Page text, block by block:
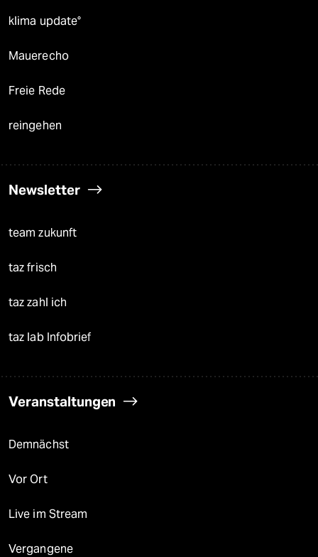
klima update°
Mauerecho
Freie Rede
reingehen
Newsletter
team zukunft
taz frisch
taz zahl ich
taz lab Infobrief
Veranstaltungen
Demnächst
Vor Ort
Live im Stream
Vergangene